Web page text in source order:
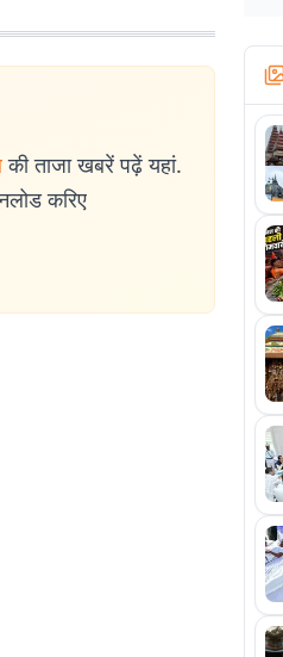
की ताजा खबरें पढ़ें यहां.
करिए